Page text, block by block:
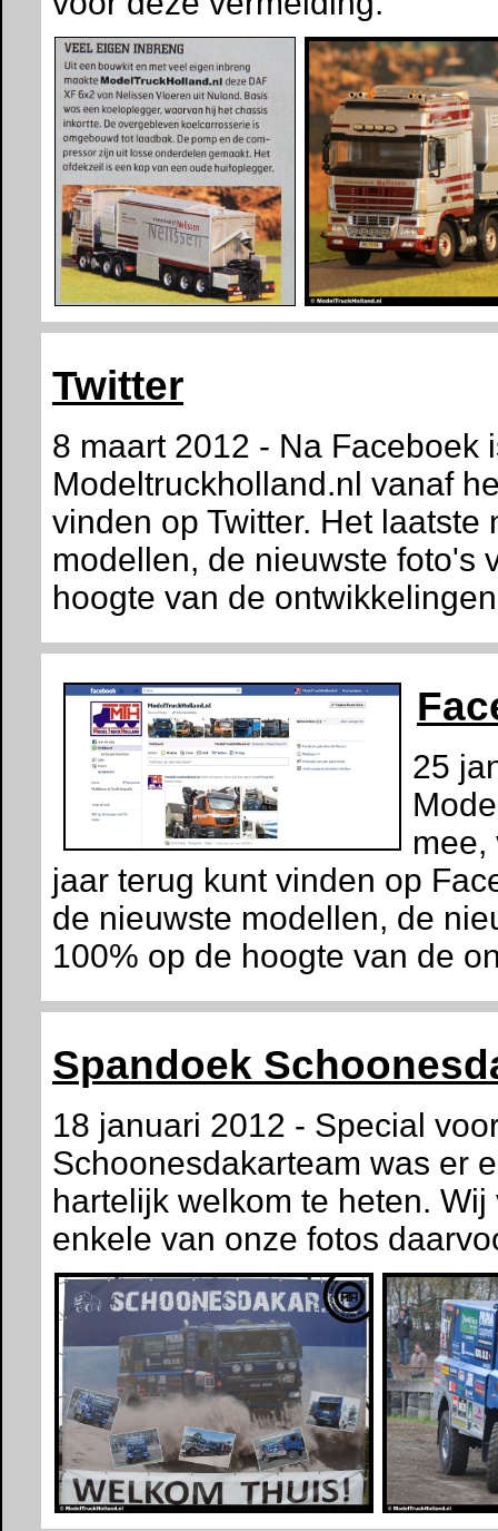
Twitter
8 maart 2012 - Na Faceboek
Modeltruckholland.nl vanaf
vinden op Twitter. Het laatste
modellen, de nieuwste foto's
hoogte van de
25
mee,
jaar terug kunt vinden op
de nieuwste modellen, de
100% op de hoogte van de
Spandoek
18 januari 2012 - Special
Schoonesdakarteam was er
hartelijk welkom te heten.
enkele van onze fotos